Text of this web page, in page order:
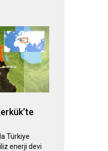
Türkiye
enerji devi